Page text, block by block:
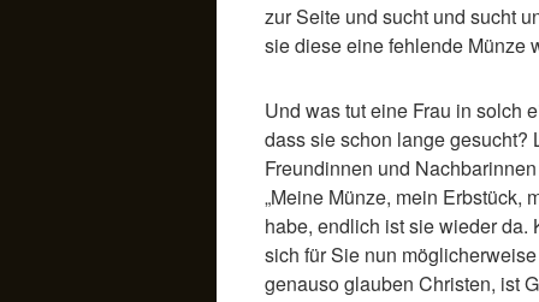
zur Seite und sucht und sucht
sie diese eine fehlende Münze
Und was tut eine Frau in solch
dass sie schon lange gesucht?
Freundinnen und
„Meine Münze, mein Erbstück,
habe, endlich ist sie wieder da.
sich für Sie nun
genauso glauben Christen, ist